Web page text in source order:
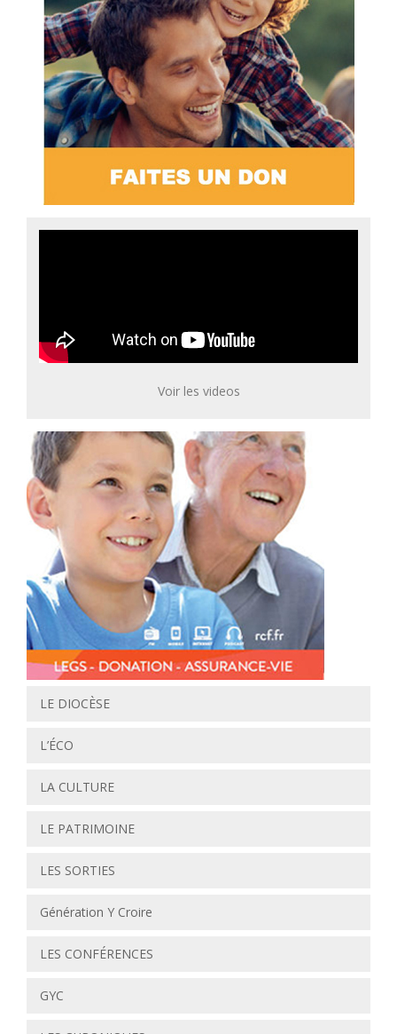
Voir les videos
LE DIOCÈSE
L’ÉCO
LA CULTURE
LE PATRIMOINE
LES SORTIES
Génération Y Croire
LES CONFÉRENCES
GYC